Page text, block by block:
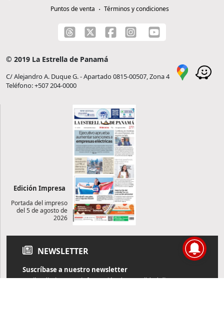
Puntos de venta
Términos y condiciones
© 2019 La Estrella de Panamá
C/ Alejandro A. Duque G. - Apartado 0815-00507, Zona 4
Teléfono: +507 204-0000
Edición Impresa
Portada del impreso
del 5 de agosto de
2026
NEWSLETTER
Suscríbase a nuestro newsletter
Reciba diariamente información de actualidad directamente en